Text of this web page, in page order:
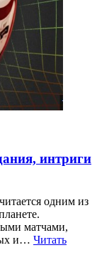
интриги
одним из
матчами,
и… Читать